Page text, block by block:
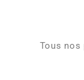
Tous